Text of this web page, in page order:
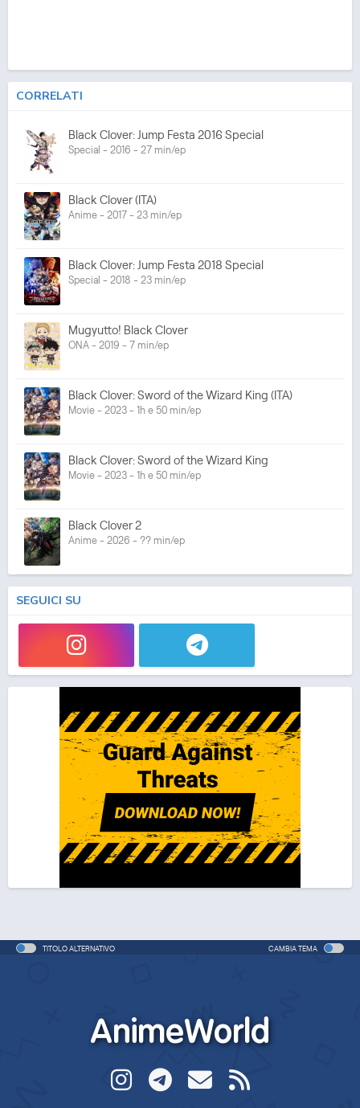
CORRELATI
Black Clover: Jump Festa 2016 Special
Special - 2016 - 27 min/ep
Black Clover (ITA)
Anime - 2017 - 23 min/ep
Black Clover: Jump Festa 2018 Special
Special - 2018 - 23 min/ep
Mugyutto! Black Clover
ONA - 2019 - 7 min/ep
Black Clover: Sword of the Wizard King (ITA)
Movie - 2023 - 1h e 50 min/ep
Black Clover: Sword of the Wizard King
Movie - 2023 - 1h e 50 min/ep
Black Clover 2
Anime - 2026 - ?? min/ep
SEGUICI SU
TITOLO ALTERNATIVO CAMBIA TEMA
AnimeWorld